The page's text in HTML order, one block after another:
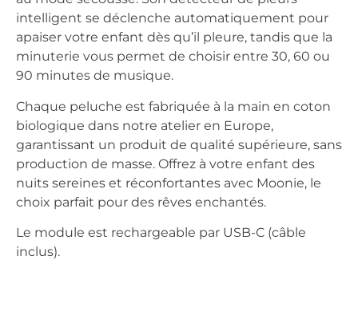
intelligent se déclenche automatiquement pour
apaiser votre enfant dès qu’il pleure, tandis que la
minuterie vous permet de choisir entre 30, 60 ou
90 minutes de musique.
Chaque peluche est fabriquée à la main en coton
biologique dans notre atelier en Europe,
garantissant un produit de qualité supérieure, sans
production de masse. Offrez à votre enfant des
nuits sereines et réconfortantes avec Moonie, le
choix parfait pour des rêves enchantés.
Le module est rechargeable par USB-C (câble
inclus).